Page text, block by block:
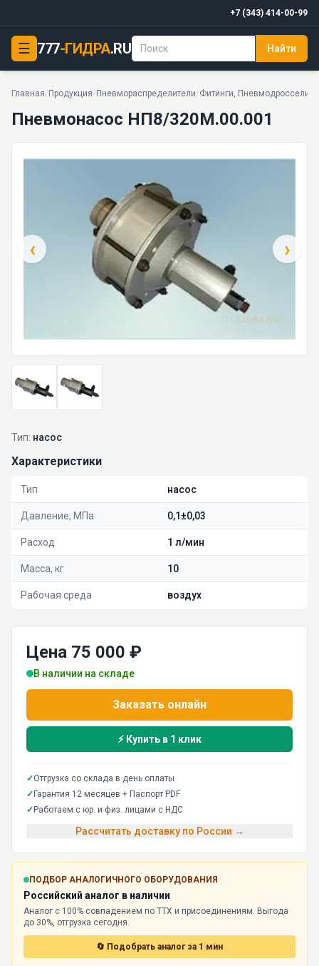
+7 (343) 414-00-99
☰ 777-ГИДРА.RU Найти
Главная/ Продукция/ Пневмораспределители/Фитинги, Пневмодроссели,
Пневмонасос НП8/320М.00.001
Пневмонасос НП8/320М.00.001
‹ ›
Тип: насос
Характеристики
Тип насос
Давление, МПа 0,1±0,03
Расход 1 л/мин
Масса, кг 10
Рабочая среда воздух
Цена 75 000 ₽
В наличии на складе
Заказать онлайн
⚡ Купить в 1 клик
✓Отгрузка со склада в день оплаты
✓ Гарантия 12 месяцев + Паспорт PDF
✓ Работаем с юр. и физ. лицами с НДС
Рассчитать доставку по России →
ПОДБОР АНАЛОГИЧНОГО ОБОРУДОВАНИЯ
Российский аналог в наличии
Аналог с 100% совпадением по ТТХ и присоединениям. Выгода
до 30%, отгрузка сегодня.
🔄 Подобрать аналог за 1 мин